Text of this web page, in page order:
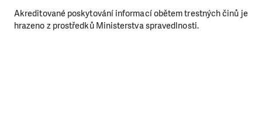
Akreditované poskytování informací obětem trestných činů je
hrazeno z prostředků Ministerstva spravedlnosti.